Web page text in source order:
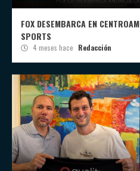
FOX DESEMBARCA EN
SPORTS
4 meses hace Redacción